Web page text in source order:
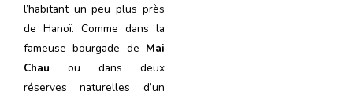
l’habitant un peu plus près
de Hanoï. Comme dans la
fameuse bourgade de Mai
Chau ou dans deux
réserves naturelles d’un